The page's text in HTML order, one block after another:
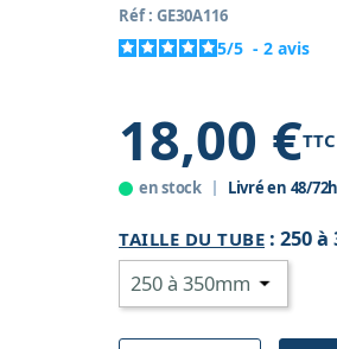
Réf : GE30A116
5/5 - 2 avis
18,00 €TTC
en stock Livré en 48/
TAILLE DU TUBE : 250 à